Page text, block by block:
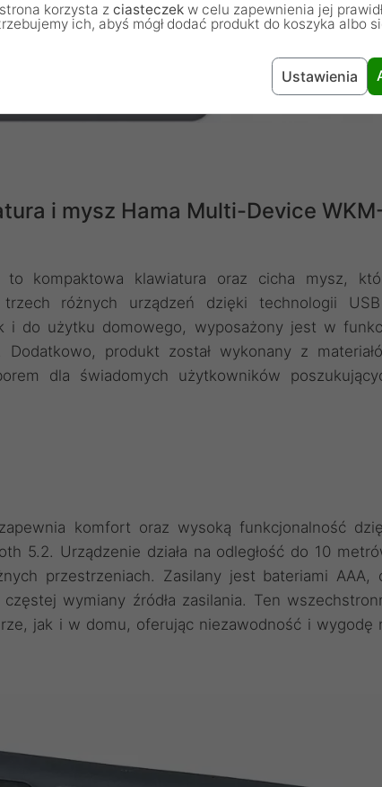
i mysz Hama Multi-Device
to kompaktowa klawiatura oraz cicha mysz,
trzech różnych urządzeń dzięki technologii
i do użytku domowego, wyposażony jest w
produkt został wykonany z
dla świadomych użytkowników
komfort oraz wysoką funkcjonalność
5.2. Urządzenie działa na odległość do 10
przestrzeniach. Zasilany jest bateriami AAA,
wymiany źródła zasilania. Ten
jak i w domu, oferując niezawodność i wygodę
korzysta z ciasteczek w celu zapewnienia jej
ich, abyś mógł dodać produkt do koszyka albo
Ustawienia